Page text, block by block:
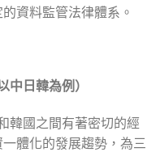
資料監管法律體系。
中日韓為例）
韓國之間有著密切的經
體化的發展趨勢，為三